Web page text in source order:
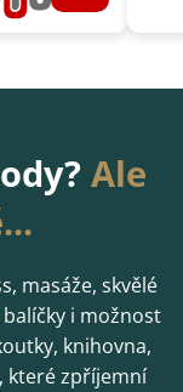
Ale
masáže, skvělé
i možnost
knihovna,
které zpříjemní